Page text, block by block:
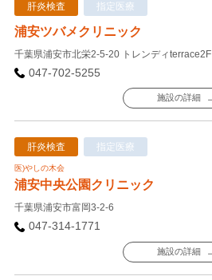
肝炎検査 指定医療
浦安ツバメクリニック
千葉県浦安市北栄2-5-20 トレンディterrace2F
047-702-5255
施設の詳細
肝炎検査 指定医療
医)やしの木会
浦安中央公園クリニック
千葉県浦安市富岡3-2-6
047-314-1771
施設の詳細